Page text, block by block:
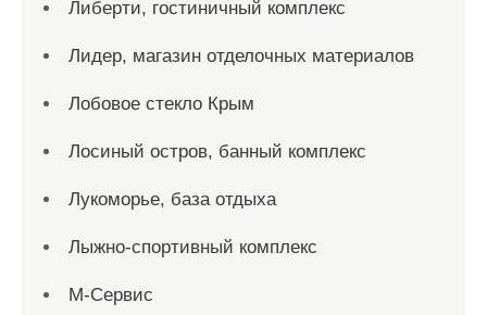
Либерти, гостиничный комплекс
Лидер, магазин отделочных материалов
Лобовое стекло Крым
Лосиный остров, банный комплекс
Лукоморье, база отдыха
Лыжно-спортивный комплекс
М-Сервис